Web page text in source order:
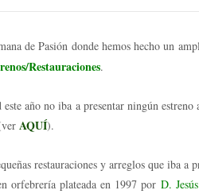
de Pasión donde hemos hecho un
Restauraciones.
año no iba a presentar ningún
AQUÍ).
restauraciones y arreglos que iba
orfebrería plateada en 1997 por D.